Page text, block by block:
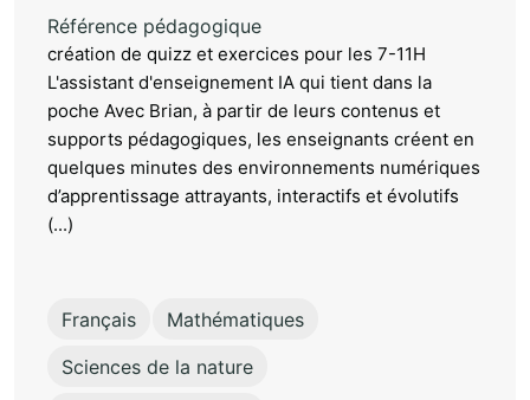
Référence pédagogique
création de quizz et exercices pour les 7-11H
L'assistant d'enseignement IA qui tient dans la
poche Avec Brian, à partir de leurs contenus et
supports pédagogiques, les enseignants créent en
quelques minutes des environnements numériques
d’apprentissage attrayants, interactifs et évolutifs
(...)
Français
Mathématiques
Sciences de la nature